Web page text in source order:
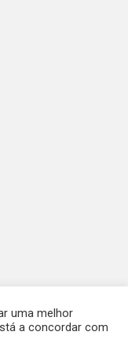
uma melhor
a concordar com